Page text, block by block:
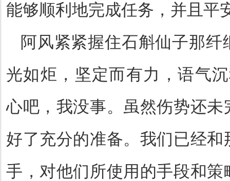
能够顺利地完成任务，并且平
阿风紧紧握住石斛仙子那
光如炬，坚定而有力，语气
心吧，我没事。虽然伤势还
好了充分的准备。我们已经
手，对他们所使用的手段和